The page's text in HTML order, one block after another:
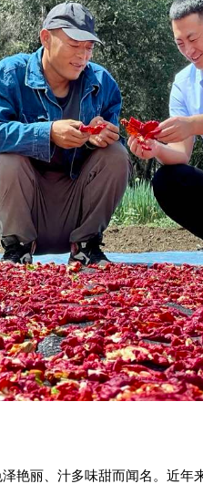
艳丽、汁多味甜而闻名。近